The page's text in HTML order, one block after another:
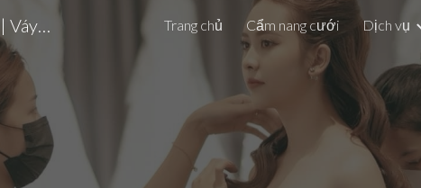
to main content Skip to navigation
7 BRIDAL – Chụp Ảnh Cưới Đà Lạt | Váy Cưới Cao Cấp | Da Lat Pre-wedding Photoshoot Trang chủ Cẩm nang cưới Dịch vụ